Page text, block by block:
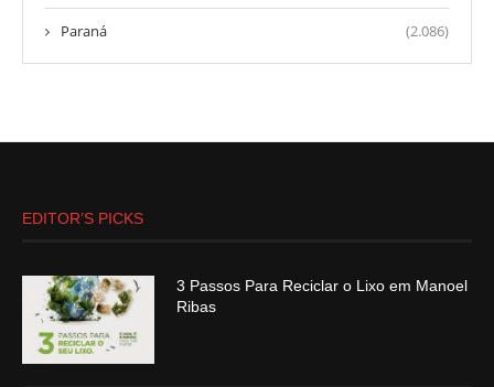
Paraná (2.086)
EDITOR’S PICKS
3 Passos Para Reciclar o Lixo em Manoel
Ribas